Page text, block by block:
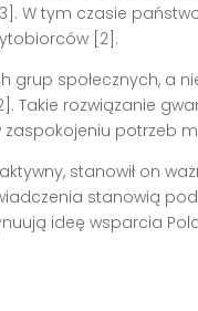
W tym czasie
[2].
grup społecznych, a
Takie rozwiązanie
potrzeb
stanowił on
stanowią
ideę wsparcia